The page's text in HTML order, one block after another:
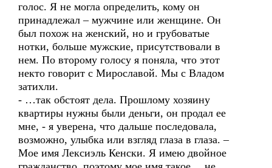
голос. Я не могла определить, кому он
принадлежал – мужчине или женщине. Он
был похож на женский, но и грубоватые
нотки, больше мужские, присутствовали в
нем. По второму голосу я поняла, что этот
некто говорит с Мирославой. Мы с Владом
затихли.
- …так обстоят дела. Прошлому хозяину
квартиры нужны были деньги, он продал ее
мне, - я уверена, что дальше последовала,
возможно, улыбка или взгляд глаза в глаза. –
Мое имя Лексиэль Кенски. Я имею двойное